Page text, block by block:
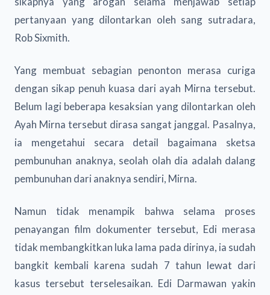
pertanyaan yang dilontarkan oleh sang sutradara,
Rob Sixmith.
Yang membuat sebagian penonton merasa curiga
dengan sikap penuh kuasa dari ayah Mirna tersebut.
Belum lagi beberapa kesaksian yang dilontarkan oleh
Ayah Mirna tersebut dirasa sangat janggal. Pasalnya,
ia mengetahui secara detail bagaimana sketsa
pembunuhan anaknya, seolah olah dia adalah dalang
pembunuhan dari anaknya sendiri, Mirna.
Namun tidak menampik bahwa selama proses
penayangan film dokumenter tersebut, Edi merasa
tidak membangkitkan luka lama pada dirinya, ia sudah
bangkit kembali karena sudah 7 tahun lewat dari
kasus tersebut terselesaikan. Edi Darmawan yakin